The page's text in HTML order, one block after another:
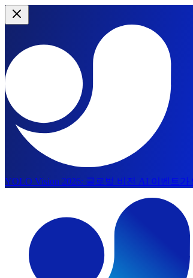
YOLO Vision 2026: 글로벌 비전 AI 이벤트가